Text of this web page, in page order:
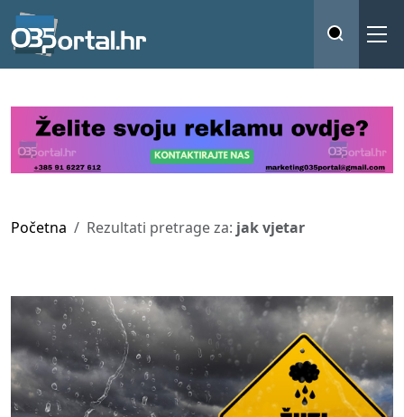
Početna Rezultati pretrage za: jak vjetar